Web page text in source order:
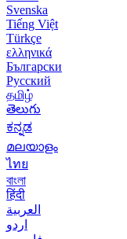
Svenska
Tiếng Việt
Türkçe
ελληνικά
Български
Русский
தமிழ்
తెలుగు
ಕನ್ನಡ
മലയാളം
ไทย
বাংলা
हिंदी
العربية
اردو